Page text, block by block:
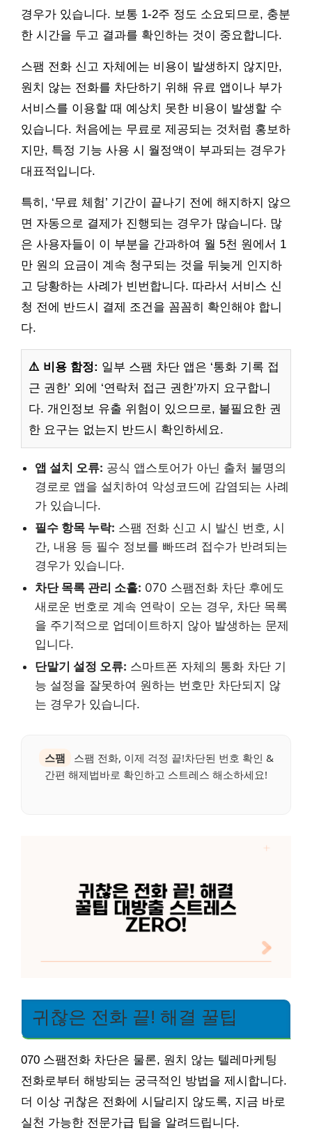
경우가 있습니다. 보통 1-2주 정도 소요되므로, 충분
한 시간을 두고 결과를 확인하는 것이 중요합니다.
스팸 전화 신고 자체에는 비용이 발생하지 않지만,
원치 않는 전화를 차단하기 위해 유료 앱이나 부가
서비스를 이용할 때 예상치 못한 비용이 발생할 수
있습니다. 처음에는 무료로 제공되는 것처럼 홍보하
지만, 특정 기능 사용 시 월정액이 부과되는 경우가
대표적입니다.
특히, ‘무료 체험’ 기간이 끝나기 전에 해지하지 않으
면 자동으로 결제가 진행되는 경우가 많습니다. 많
은 사용자들이 이 부분을 간과하여 월 5천 원에서 1
만 원의 요금이 계속 청구되는 것을 뒤늦게 인지하
고 당황하는 사례가 빈번합니다. 따라서 서비스 신
청 전에 반드시 결제 조건을 꼼꼼히 확인해야 합니
다.
⚠️ 비용 함정: 일부 스팸 차단 앱은 ‘통화 기록 접
근 권한’ 외에 ‘연락처 접근 권한’까지 요구합니
다. 개인정보 유출 위험이 있으므로, 불필요한 권
한 요구는 없는지 반드시 확인하세요.
앱 설치 오류: 공식 앱스토어가 아닌 출처 불명의
경로로 앱을 설치하여 악성코드에 감염되는 사례
가 있습니다.
필수 항목 누락: 스팸 전화 신고 시 발신 번호, 시
간, 내용 등 필수 정보를 빠뜨려 접수가 반려되는
경우가 있습니다.
차단 목록 관리 소홀: 070 스팸전화 차단 후에도
새로운 번호로 계속 연락이 오는 경우, 차단 목록
을 주기적으로 업데이트하지 않아 발생하는 문제
입니다.
단말기 설정 오류: 스마트폰 자체의 통화 차단 기
능 설정을 잘못하여 원하는 번호만 차단되지 않
는 경우가 있습니다.
스팸
스팸 전화, 이제 걱정 끝!차단된 번호 확인 &
간편 해제법바로 확인하고 스트레스 해소하세요!
귀찮은 전화 끝! 해결 꿀팁
070 스팸전화 차단은 물론, 원치 않는 텔레마케팅
전화로부터 해방되는 궁극적인 방법을 제시합니다.
더 이상 귀찮은 전화에 시달리지 않도록, 지금 바로
실천 가능한 전문가급 팁을 알려드립니다.